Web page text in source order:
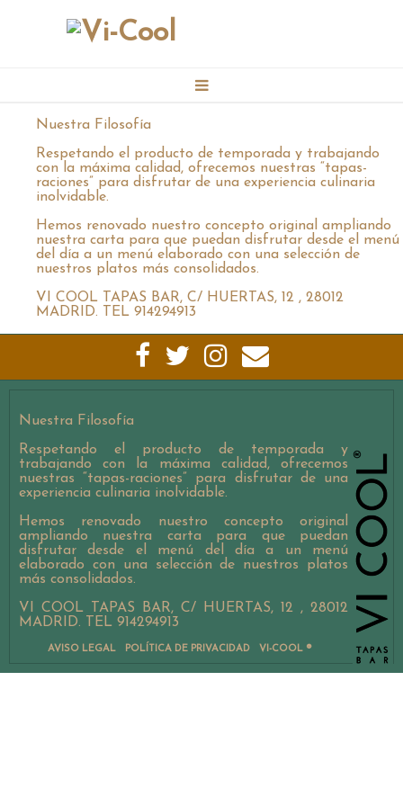
CONTACTO
MENUS
GALERÍA
EVENTOS VICOOL
Nuestra Filosofía
Respetando el producto de temporada y trabajando
con la máxima calidad, ofrecemos nuestras “tapas-
raciones” para disfrutar de una experiencia culinaria
inolvidable.
Hemos renovado nuestro concepto original ampliando
nuestra carta para que puedan disfrutar desde el menú
del día a un menú elaborado con una selección de
nuestros platos más consolidados.
VI COOL TAPAS BAR, C/ HUERTAS, 12 , 28012
MADRID. TEL 914294913
Nuestra Filosofía
Respetando el producto de temporada y
trabajando con la máxima calidad, ofrecemos
nuestras “tapas-raciones” para disfrutar de una
experiencia culinaria inolvidable.
Hemos renovado nuestro concepto original
ampliando nuestra carta para que puedan
disfrutar desde el menú del día a un menú
elaborado con una selección de nuestros platos
más consolidados.
VI COOL TAPAS BAR, C/ HUERTAS, 12 , 28012
MADRID. TEL 914294913
AVISO LEGAL POLÍTICA DE PRIVACIDAD VI-COOL ®